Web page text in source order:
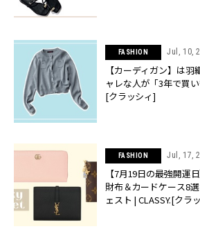
FASHION Jul, 10,
【カーディガン】は
ャレな人が「3年で買
[クラッシィ]
FASHION Jul, 17,
【7月19日の最強開運
財布＆カードケース8選
ェスト | CLASSY.[クラ